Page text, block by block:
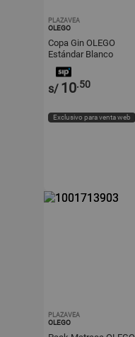
PLAZAVEA
OLEGO
Copa Gin OLEGO
Estándar Blanco
s/ 10.50
Exclusivo para venta web
PLAZAVEA
OLEGO